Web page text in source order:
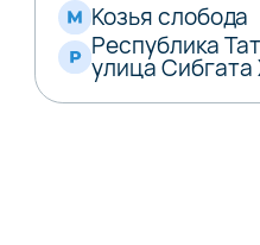
Козья слобода
Республика
улица Сибгата